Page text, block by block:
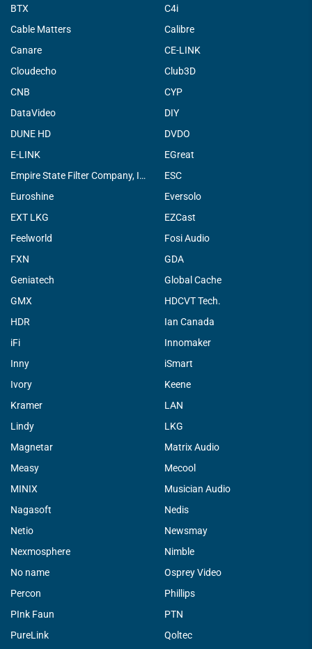
BTX
C4i
Cable Matters
Calibre
Canare
CE-LINK
Cloudecho
Club3D
CNB
CYP
DataVideo
DIY
DUNE HD
DVDO
E-LINK
EGreat
Empire State Filter Company, INC.
ESC
Euroshine
Eversolo
EXT LKG
EZCast
Feelworld
Fosi Audio
FXN
GDA
Geniatech
Global Cache
GMX
HDCVT Tech.
HDR
Ian Canada
iFi
Innomaker
Inny
iSmart
Ivory
Keene
Kramer
LAN
Lindy
LKG
Magnetar
Matrix Audio
Measy
Mecool
MINIX
Musician Audio
Nagasoft
Nedis
Netio
Newsmay
Nexmosphere
Nimble
No name
Osprey Video
Percon
Phillips
PInk Faun
PTN
PureLink
Qoltec